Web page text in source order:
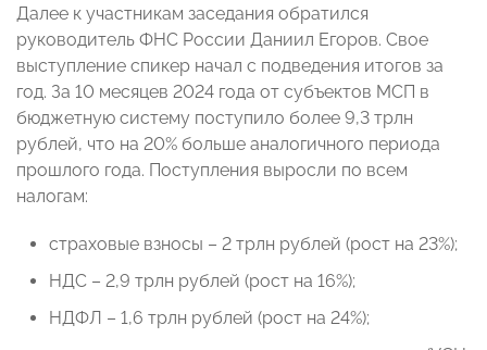
Далее к участникам заседания обратился
руководитель ФНС России Даниил Егоров. Свое
выступление спикер начал с подведения итогов за
год. За 10 месяцев 2024 года от субъектов МСП в
бюджетную систему поступило более 9,3 трлн
рублей, что на 20% больше аналогичного периода
прошлого года. Поступления выросли по всем
налогам:
страховые взносы – 2 трлн рублей (рост на 23%);
НДС – 2,9 трлн рублей (рост на 16%);
НДФЛ – 1,6 трлн рублей (рост на 24%);